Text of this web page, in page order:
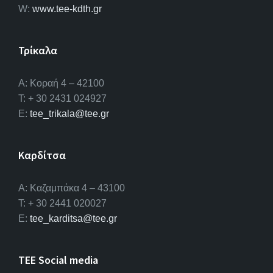
W: www.tee-kdth.gr
Τρίκαλα
Α: Κοραή 4 – 42100
T: + 30 2431 024927
E: tee_trikala@tee.gr
Καρδίτσα
Α: Καζαμπάκα 4 – 43100
T: + 30 2441 020027
E: tee_karditsa@tee.gr
TEE Social media